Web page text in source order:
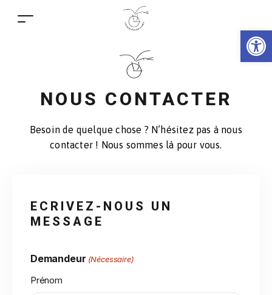
NOUS CONTACTER
Besoin de quelque chose ? N’hésitez pas à nous
contacter ! Nous sommes là pour vous.
ECRIVEZ-NOUS UN
MESSAGE
Demandeur (Nécessaire)
Prénom